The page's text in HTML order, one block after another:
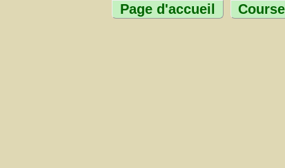
Page d'accueil